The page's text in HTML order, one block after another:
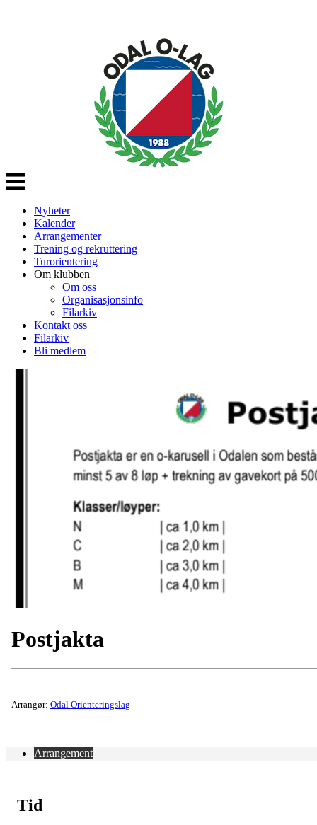
Veksle
navigasjon
Nyheter
Kalender
Arrangementer
Trening og rekruttering
Turorientering
Om klubben
Om oss
Organisasjonsinfo
Filarkiv
Kontakt oss
Filarkiv
Bli medlem
Postjakta
Arrangør: Odal Orienteringslag
Arrangement
Tid